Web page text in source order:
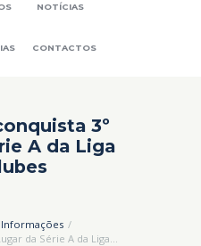
NOTÍCIAS
CONTACTOS
3º
A da Liga
Informações
da Série A da Liga...